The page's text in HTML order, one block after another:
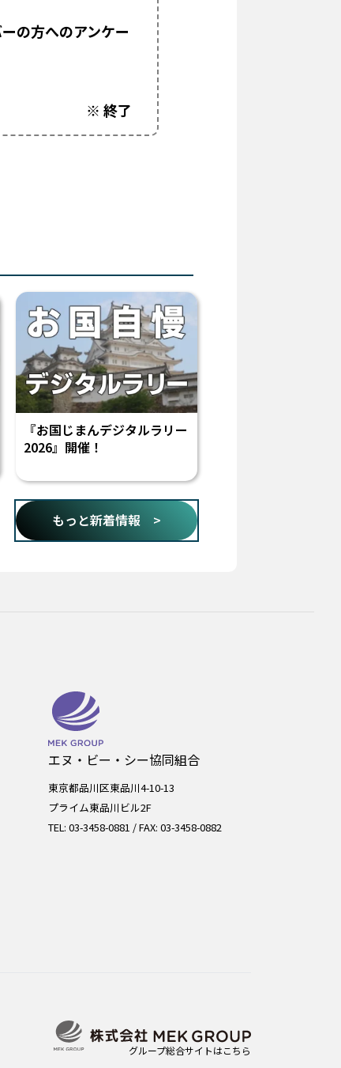
の方へのアンケー
※ 終了
『お国じまんデジタルラリー
2026』開催！
もっと新着情報 >
エヌ・ビー・シー協同組合
東京都品川区東品川4-10-13
プライム東品川ビル2F
TEL: 03-3458-0881 / FAX: 03-3458-0882
グループ総合サイトはこちら